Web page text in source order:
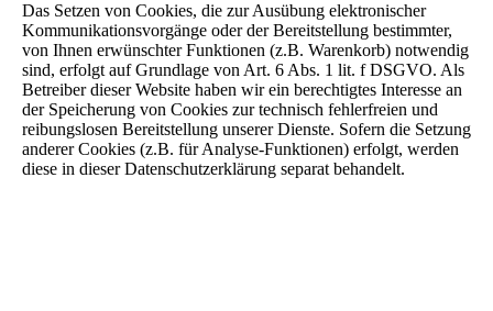
Das Setzen von Cookies, die zur Ausübung elektronischer
Kommunikationsvorgänge oder der Bereitstellung bestimmter,
von Ihnen erwünschter Funktionen (z.B. Warenkorb) notwendig
sind, erfolgt auf Grundlage von Art. 6 Abs. 1 lit. f DSGVO. Als
Betreiber dieser Website haben wir ein berechtigtes Interesse an
der Speicherung von Cookies zur technisch fehlerfreien und
reibungslosen Bereitstellung unserer Dienste. Sofern die Setzung
anderer Cookies (z.B. für Analyse-Funktionen) erfolgt, werden
diese in dieser Datenschutzerklärung separat behandelt.